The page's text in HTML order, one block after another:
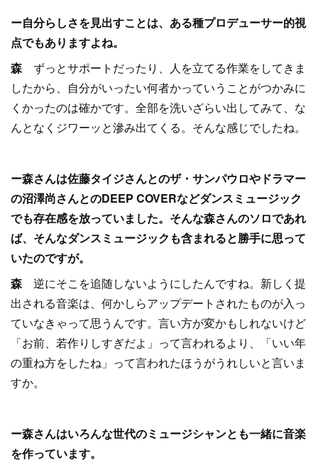
ー自分らしさを見出すことは、ある種プロデューサー的視
点でもありますよね。
森 ずっとサポートだったり、人を立てる作業をしてきま
したから、自分がいったい何者かっていうことがつかみに
くかったのは確かです。全部を洗いざらい出してみて、な
んとなくジワーッと滲み出てくる。そんな感じでしたね。
ー森さんは佐藤タイジさんとのザ・サンパウロやドラマー
の沼澤尚さんとのDEEP COVERなどダンスミュージック
でも存在感を放っていました。そんな森さんのソロであれ
ば、そんなダンスミュージックも含まれると勝手に思って
いたのですが。
森 逆にそこを追随しないようにしたんですね。新しく提
出される音楽は、何かしらアップデートされたものが入っ
ていなきゃって思うんです。言い方が変かもしれないけど
「お前、若作りしすぎだよ」って言われるより、「いい年
の重ね方をしたね」って言われたほうがうれしいと言いま
すか。
ー森さんはいろんな世代のミュージシャンとも一緒に音楽
を作っています。